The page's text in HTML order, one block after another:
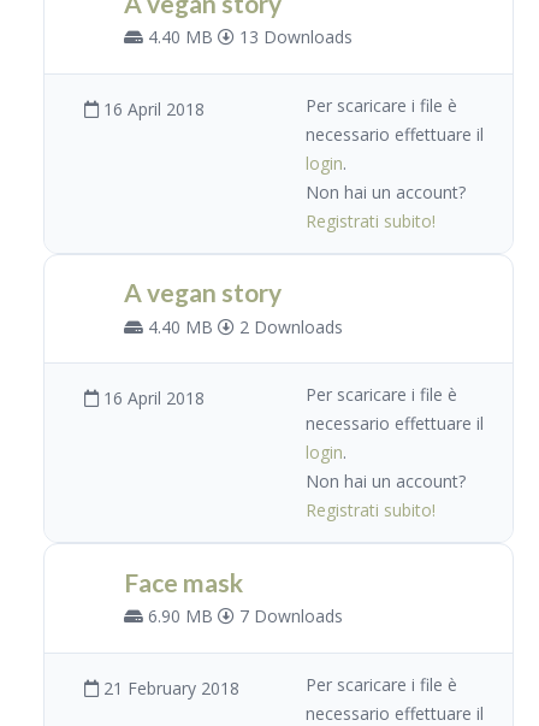
4.40 MB 13 Downloads
16 April 2018
Per scaricare i file è
necessario effettuare il
login.
Non hai un account?
Registrati subito!
A vegan story
4.40 MB 2 Downloads
16 April 2018
Per scaricare i file è
necessario effettuare il
login.
Non hai un account?
Registrati subito!
Face mask
6.90 MB 7 Downloads
21 February 2018
Per scaricare i file è
necessario effettuare il